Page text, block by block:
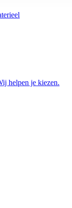
helpen je kiezen.